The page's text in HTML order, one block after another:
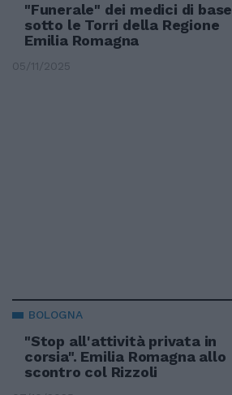
"Funerale" dei medici di base
sotto le Torri della Regione
Emilia Romagna
05/11/2025
BOLOGNA
"Stop all'attività privata in
corsia". Emilia Romagna allo
scontro col Rizzoli